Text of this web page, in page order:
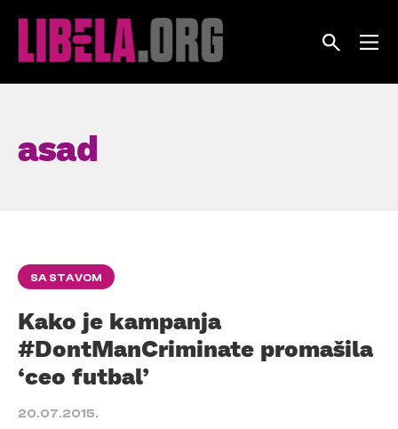
asad
SA STAVOM
Kako je kampanja
#DontManCriminate promašila
‘ceo futbal’
20.07.2015.